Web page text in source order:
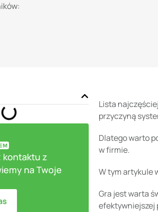
z
na Twoje
Lista
przyczyną
Dlatego warto
w firmie.
W tym artykule
Gra jest warta
efektywniejszej